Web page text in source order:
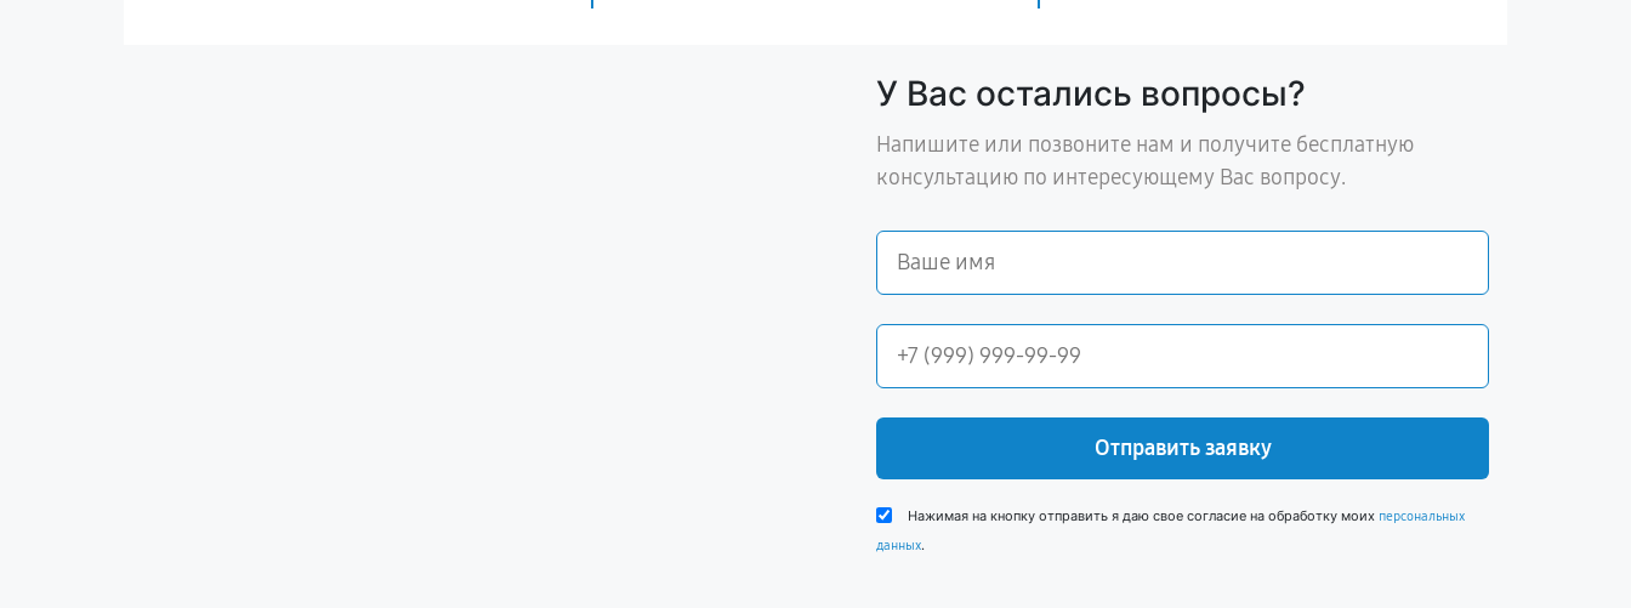
У Вас остались вопросы?
Напишите или позвоните нам и получите бесплатную
консультацию по интересующему Вас вопросу.
Отправить заявку
Нажимая на кнопку отправить я даю свое согласие на обработку моих персональных
данных.